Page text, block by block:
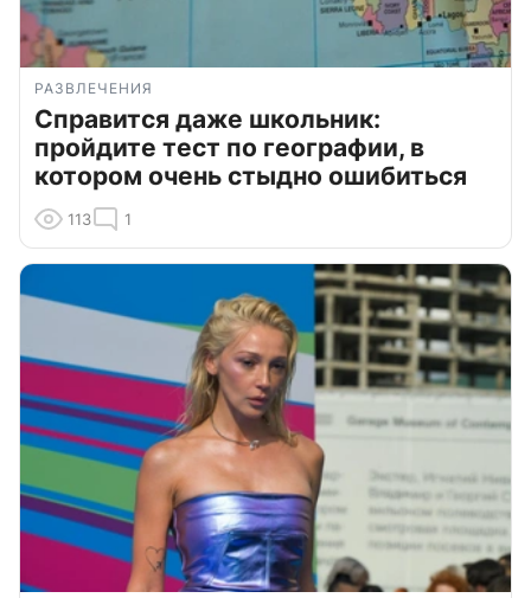
РАЗВЛЕЧЕНИЯ
Справится даже школьник:
пройдите тест по географии, в
котором очень стыдно ошибиться
113 1